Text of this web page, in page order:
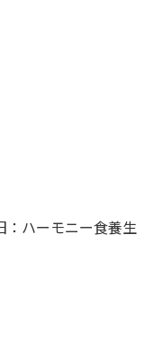
：ハーモニー食養生